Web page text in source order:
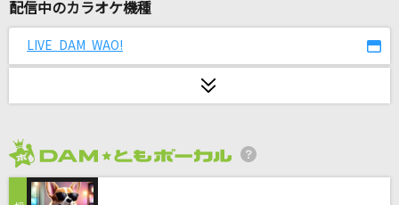
Prisoner Of Love
[生音]ちりぬるを
光GENJI
配信中のカラオケ機種
LIVE DAM WAO!